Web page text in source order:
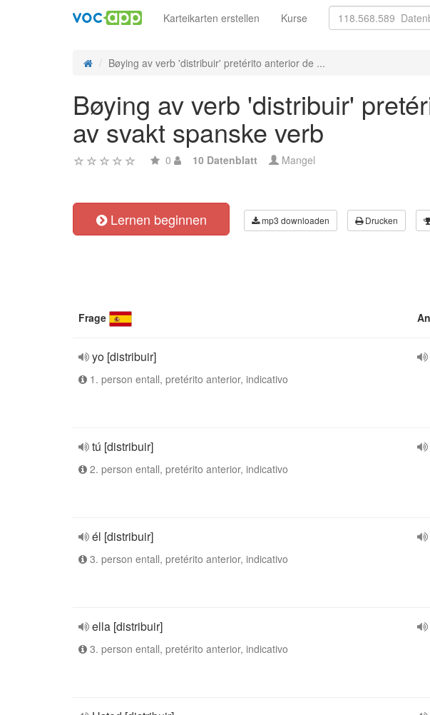
Karteikarten erstellen Kurse
Bøying av verb 'distribuir' pretérito anterior de ...
Bøying av verb 'distribuir'
av svakt spanske verb
0 10 Datenblatt Mangel
Lernen beginnen mp3 downloaden Drucken
Frage
yo [distribuir]
1. person entall, pretérito anterior, indicativo
tú [distribuir]
2. person entall, pretérito anterior, indicativo
él [distribuir]
3. person entall, pretérito anterior, indicativo
ella [distribuir]
3. person entall, pretérito anterior, indicativo